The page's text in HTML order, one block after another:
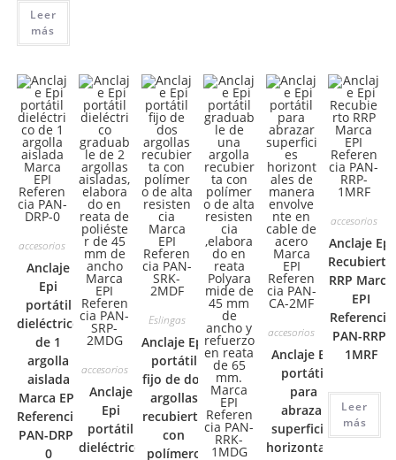
Leer
más
accesorios
Anclaje
Epi
portátil
dieléctrico
de 1
argolla
aislada
Marca EPI
Referencia
PAN-DRP-
0
accesorios
Anclaje
Epi
portátil
dieléctrico
Eslingas
Anclaje Epi
portátil
fijo de dos
argollas
recubierta
con
polímero
accesorios
Anclaje Epi
portátil
para
abrazar
superficies
horizontales
accesorios
Anclaje Epi
Recubierto
RRP Marca
EPI
Referencia
PAN-RRP-
1MRF
Leer
más